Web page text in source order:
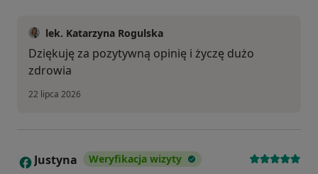
lek. Katarzyna Rogulska
Dziękuję za pozytywną opinię i życzę dużo
zdrowia
22 lipca 2026
J Justyna Weryfikacja wizyty